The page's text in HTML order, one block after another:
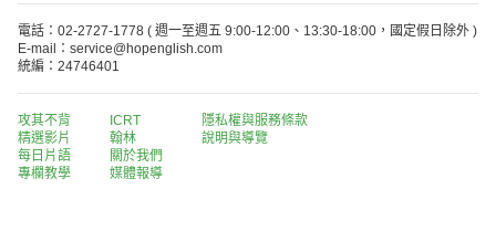
電話：02-2727-1778 ( 週一至週五 9:00-12:00、13:30-18:00，國定假日除外 )
E-mail：service@hopenglish.com
統編：24746401
攻其不背
精選影片
每日片語
專欄教學
ICRT
翰林
關於我們
媒體報導
隱私權與服務條款
說明與導覽